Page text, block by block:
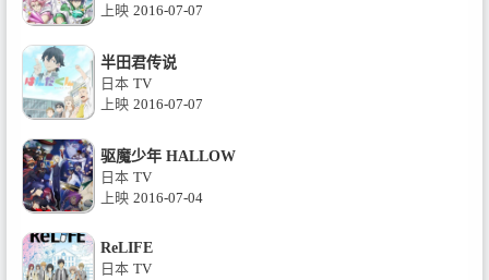
上映 2016-07-07
半田君传说
日本 TV
上映 2016-07-07
驱魔少年 HALLOW
日本 TV
上映 2016-07-04
ReLIFE
日本 TV